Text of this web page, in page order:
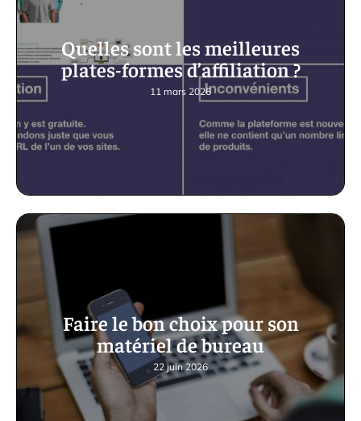
Quelles sont les meilleures
plates-formes d’affiliation ?
11 mars 2026
Faire le bon choix pour son
matériel de bureau
22 juin 2026